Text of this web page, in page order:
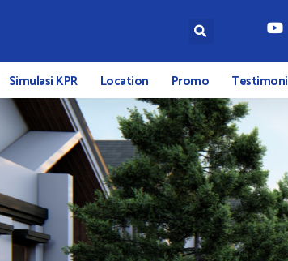
Simulasi KPR Location Promo Testimoni